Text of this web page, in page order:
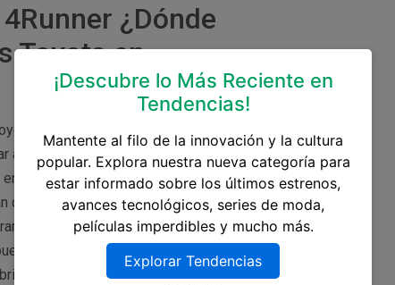
¿Dónde
Toyota en
en Guatemala, tales como: Distribuidores
accesorios y repuestos originales para tu
los productos que venden. Tiendas de
diversidad de accesorios y repuestos Toyota,
la autenticidad y calidad de los repuestos
encontrar tiendas en línea que ofrecen
precios atractivos y envío a domicilio.
¡Descubre lo Más Reciente en
Tendencias!
Mantente al filo de la innovación y la cultura
popular. Explora nuestra nueva categoría para
estar informado sobre los últimos estrenos,
avances tecnológicos, series de moda,
películas imperdibles y mucho más.
Explorar Tendencias